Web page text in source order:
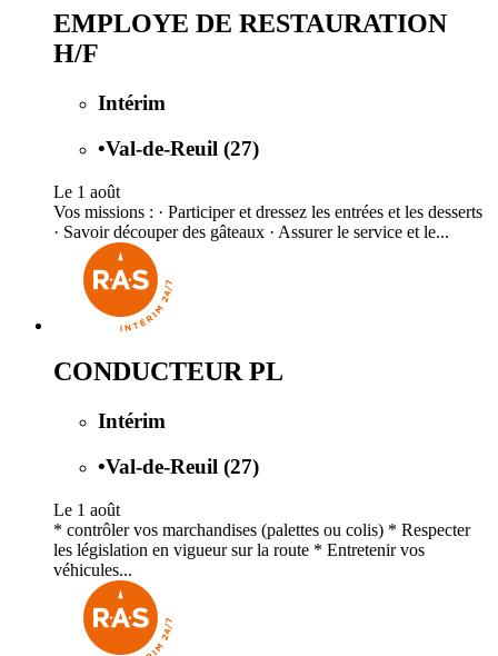
EMPLOYE DE RESTAURATION
H/F
Intérim
•Val-de-Reuil (27)
Le 1 août
Vos missions : · Participer et dressez les entrées et les desserts
· Savoir découper des gâteaux · Assurer le service et le...
CONDUCTEUR PL
Intérim
•Val-de-Reuil (27)
Le 1 août
* contrôler vos marchandises (palettes ou colis) * Respecter
les législation en vigueur sur la route * Entretenir vos
véhicules...